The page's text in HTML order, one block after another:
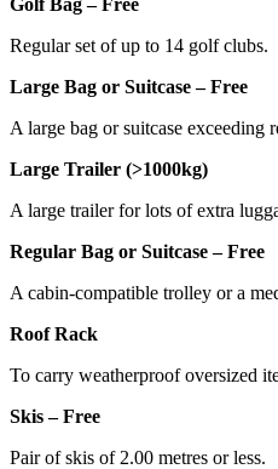
Golf Bag – Free
Regular set of up to 14 golf clubs.
Large Bag or Suitcase – Free
A large bag or suitcase exceeding
Large Trailer (>1000kg)
A large trailer for lots of extra
Regular Bag or Suitcase – Free
A cabin-compatible trolley or a
Roof Rack
To carry weatherproof oversized
Skis – Free
Pair of skis of 2.00 metres or less.